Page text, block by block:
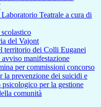
Teatrale a cura di
del Vajont
territorio dei Colli Euganei
manifestazione
per commissioni concorso
la prevenzione dei suicidi e
per la gestione
comunità